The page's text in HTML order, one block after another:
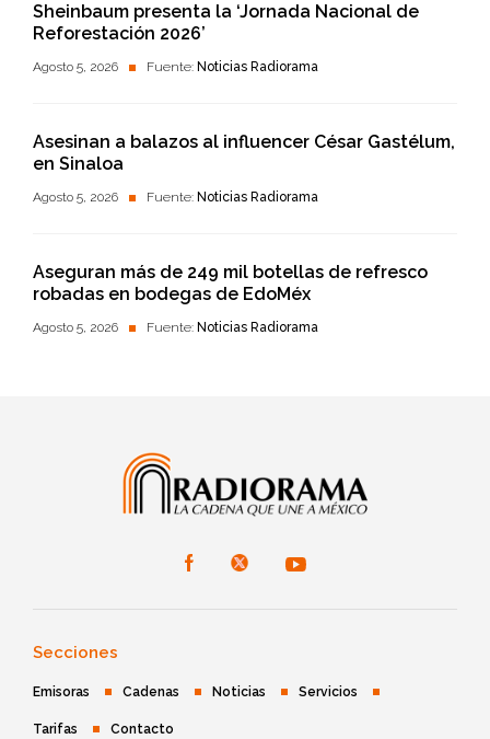
Sheinbaum presenta la ‘Jornada Nacional de
Reforestación 2026’
Agosto 5, 2026 Fuente: Noticias Radiorama
Asesinan a balazos al influencer César Gastélum,
en Sinaloa
Agosto 5, 2026 Fuente: Noticias Radiorama
Aseguran más de 249 mil botellas de refresco
robadas en bodegas de EdoMéx
Agosto 5, 2026 Fuente: Noticias Radiorama
Secciones
Emisoras Cadenas Noticias Servicios
Tarifas Contacto